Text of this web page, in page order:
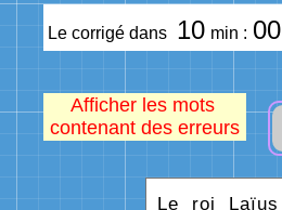
Le corrigé dans 10 min : 00
Afficher les mots
contenant des erreurs